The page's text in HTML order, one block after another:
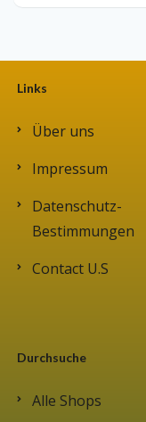
Links
Über uns
Impressum
Datenschutz-
Bestimmungen
Contact U.S
Durchsuche
Alle Shops